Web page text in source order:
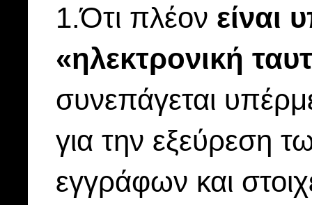
1.Ότι πλέον είναι
«ηλεκτρονική
συνεπάγεται
για την εξεύρεση
εγγράφων και